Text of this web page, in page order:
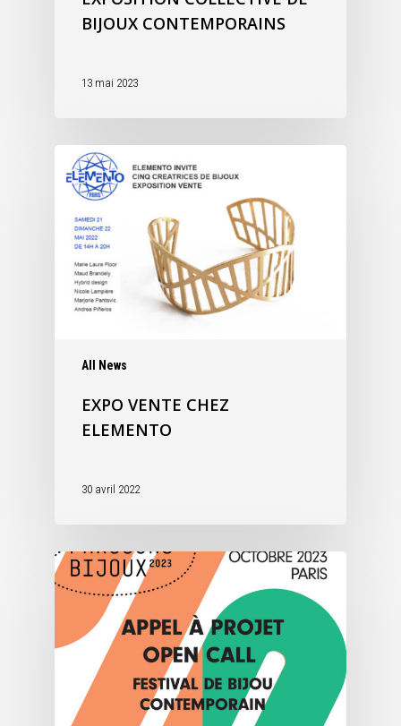
BIJOUX CONTEMPORAINS
13 mai 2023
All News
EXPO VENTE CHEZ
ELEMENTO
30 avril 2022